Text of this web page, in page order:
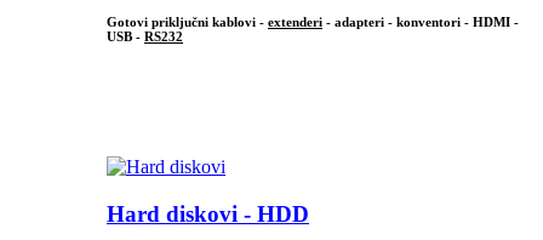
Gotovi priključni kablovi - extenderi - adapteri - konventori - HDMI -
USB - RS232
Hard diskovi - HDD